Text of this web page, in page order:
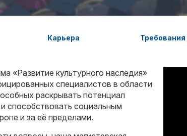
Карьера Требования
«Развитие культурного наследия»
специалистов в области
раскрывать потенциал
способствовать социальным
и за её пределами.